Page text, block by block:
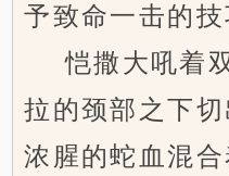
予致命一击的技
恺撒大吼着
拉的颈部之下切
浓腥的蛇血混